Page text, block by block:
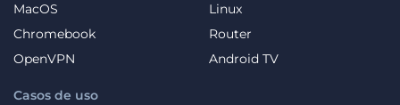
MacOS
Linux
Chromebook
Router
OpenVPN
Android TV
Casos de uso